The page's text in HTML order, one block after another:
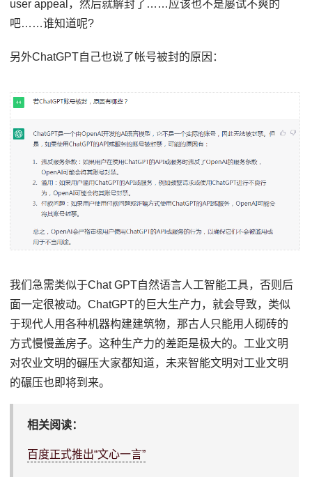
user appeal，然后就解封了……应该也不是屡试不爽的
吧……谁知道呢?
另外ChatGPT自己也说了帐号被封的原因：
我们急需类似于Chat GPT自然语言人工智能工具，否则后
面一定很被动。ChatGPT的巨大生产力，就会导致，类似
于现代人用各种机器构建建筑物，那古人只能用人砌砖的
方式慢慢盖房子。这种生产力的差距是极大的。工业文明
对农业文明的碾压大家都知道，未来智能文明对工业文明
的碾压也即将到来。
相关阅读：
百度正式推出“文心一言”